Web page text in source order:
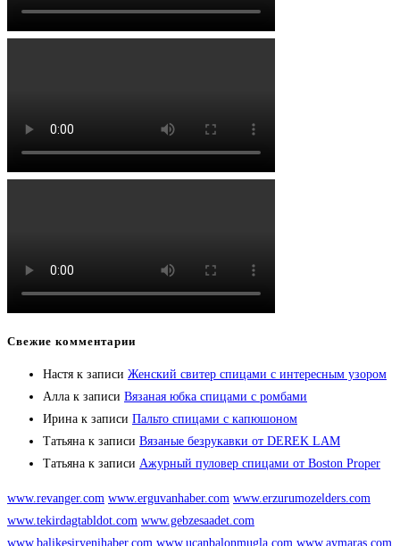
Свежие комментарии
Настя к записи Женский свитер спицами с интересным узором
Алла к записи Вязаная юбка спицами с ромбами
Ирина к записи Пальто спицами с капюшоном
Татьяна к записи Вязаные безрукавки от DEREK LAM
Татьяна к записи Ажурный пуловер спицами от Boston Proper
www.revanger.com www.erguvanhaber.com www.erzurumozelders.com
www.tekirdagtabldot.com www.gebzesaadet.com
www.balikesiryenihaber.com www.ucanbalonmugla.com www.aymaras.com